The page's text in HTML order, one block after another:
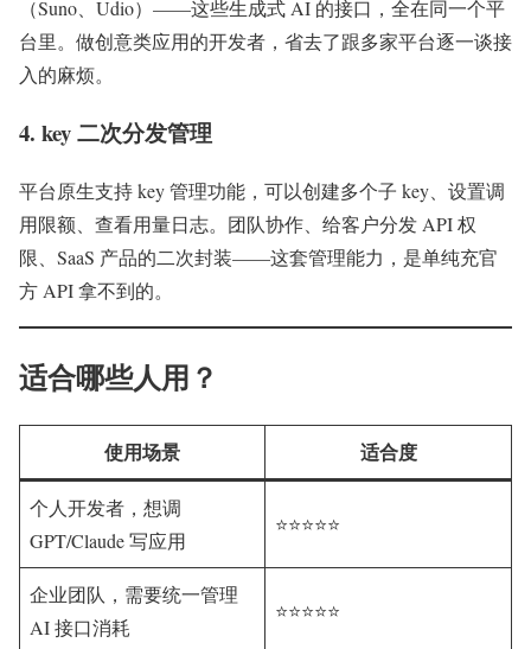
（Suno、Udio）——这些生成式 AI 的接口，全在同一个平
台里。做创意类应用的开发者，省去了跟多家平台逐一谈接
入的麻烦。
4. key 二次分发管理
平台原生支持 key 管理功能，可以创建多个子 key、设置调
用限额、查看用量日志。团队协作、给客户分发 API 权
限、SaaS 产品的二次封装——这套管理能力，是单纯充官
方 API 拿不到的。
适合哪些人用？
使用场景 适合度
个人开发者，想调
GPT/Claude 写应用
⭐⭐⭐⭐⭐
企业团队，需要统一管理
AI 接口消耗
⭐⭐⭐⭐⭐